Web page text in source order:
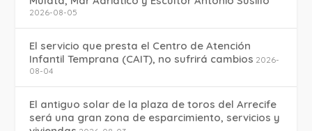
2026-08-05
El servicio que presta el Centro de Atención
Infantil Temprana (CAIT), no sufrirá cambios 2026-
08-04
El antiguo solar de la plaza de toros del Arrecife
será una gran zona de esparcimiento, servicios y